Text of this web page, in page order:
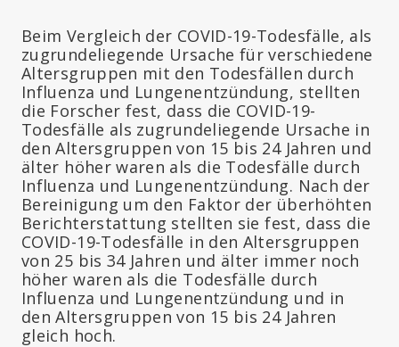
Beim Vergleich der COVID-19-Todesfälle, als
zugrundeliegende Ursache für verschiedene
Altersgruppen mit den Todesfällen durch
Influenza und Lungenentzündung, stellten
die Forscher fest, dass die COVID-19-
Todesfälle als zugrundeliegende Ursache in
den Altersgruppen von 15 bis 24 Jahren und
älter höher waren als die Todesfälle durch
Influenza und Lungenentzündung. Nach der
Bereinigung um den Faktor der überhöhten
Berichterstattung stellten sie fest, dass die
COVID-19-Todesfälle in den Altersgruppen
von 25 bis 34 Jahren und älter immer noch
höher waren als die Todesfälle durch
Influenza und Lungenentzündung und in
den Altersgruppen von 15 bis 24 Jahren
gleich hoch.